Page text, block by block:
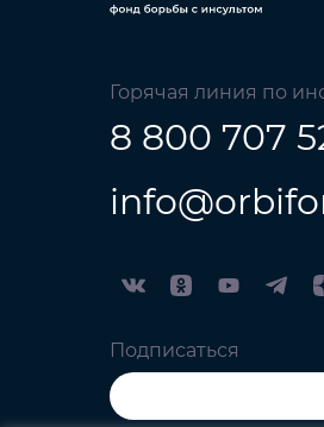
Горячая линия по
8 800 707
Подписаться